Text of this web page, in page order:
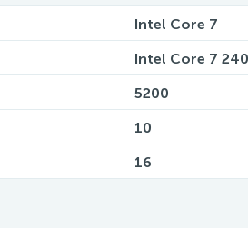
Intel Core 7
Intel Core 7
5200
10
16